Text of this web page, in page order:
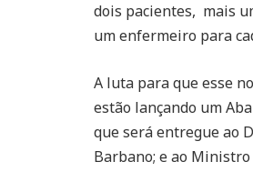
dois pacientes, mais
um enfermeiro para
A luta para que esse
estão lançando um
que será entregue ao
Barbano; e ao Ministro